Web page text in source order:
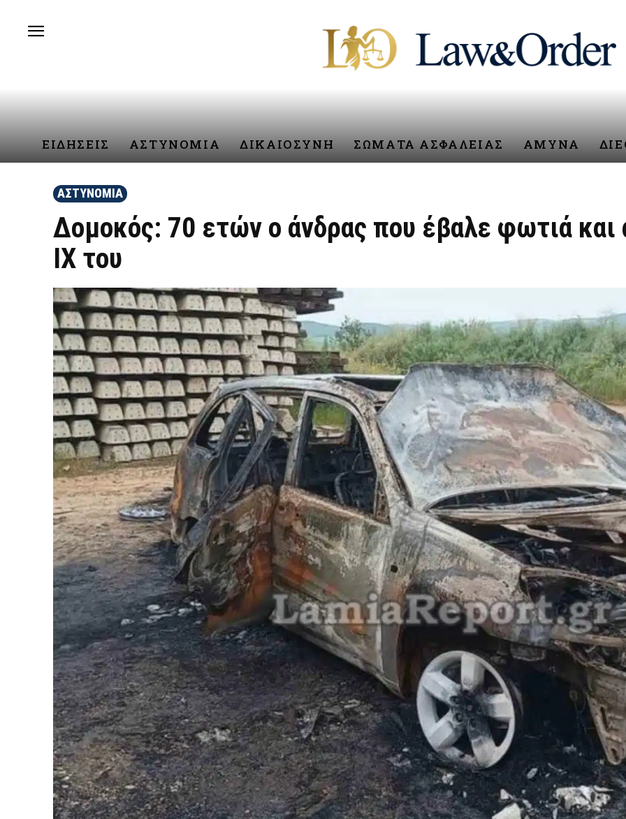
ΕΙΔΗΣΕΙΣ ΑΣΤΥΝΟΜΙΑ ΔΙΚΑΙΟΣΥΝΗ ΣΩΜΑΤΑ ΑΣΦΑΛΕΙΑΣ ΑΜΥΝΑ
ΑΣΤΥΝΟΜΙΑ
Δομοκός: 70 ετών ο άνδρας που έβαλε φωτιά και
ΙΧ του